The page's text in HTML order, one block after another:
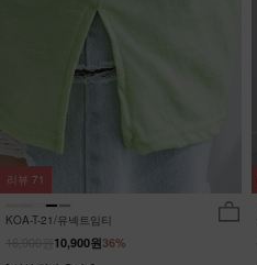
KOA-T-21/유넥트임티
36%
10,900원
리뷰 71